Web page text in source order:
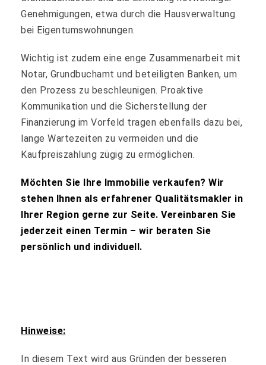
Genehmigungen, etwa durch die Hausverwaltung
bei Eigentumswohnungen.
Wichtig ist zudem eine enge Zusammenarbeit mit
Notar, Grundbuchamt und beteiligten Banken, um
den Prozess zu beschleunigen. Proaktive
Kommunikation und die Sicherstellung der
Finanzierung im Vorfeld tragen ebenfalls dazu bei,
lange Wartezeiten zu vermeiden und die
Kaufpreiszahlung zügig zu ermöglichen.
Möchten Sie Ihre Immobilie verkaufen? Wir
stehen Ihnen als erfahrener Qualitätsmakler in
Ihrer Region gerne zur Seite. Vereinbaren Sie
jederzeit einen Termin – wir beraten Sie
persönlich und individuell.
Hinweise:
In diesem Text wird aus Gründen der besseren